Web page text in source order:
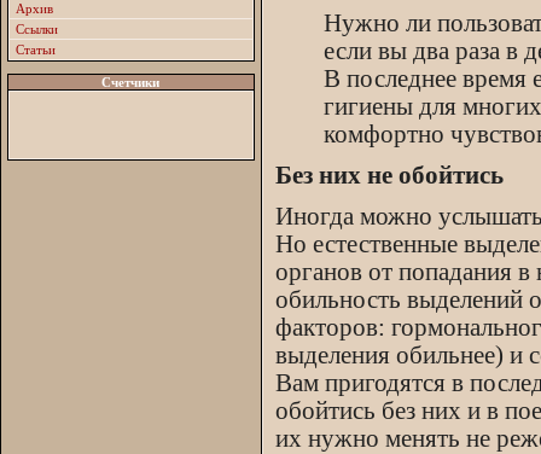
Архив
Ссылки
Статьи
Счетчики
Нужно ли
если вы два раза в
В последнее время
гигиены для
комфортно
Без них не обойтись
Иногда можно
Но естественные
органов от попадания
обильность выделений
факторов:
выделения обильнее) и
Вам пригодятся в
обойтись без них и в
их нужно менять не